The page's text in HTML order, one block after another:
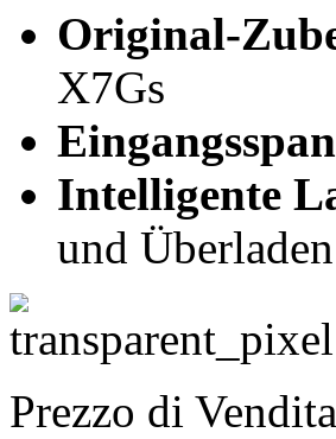
Original-
X7Gs
Intelligente
und Überladen
Prezzo di